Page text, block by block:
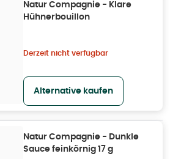
Natur Compagnie - Klare
Hühnerbouillon
Derzeit nicht verfügbar
Alternative kaufen
Natur Compagnie - Dunkle
Sauce feinkörnig 17 g